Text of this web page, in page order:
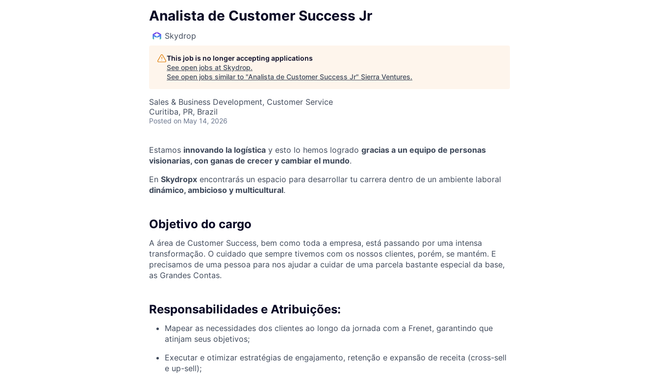
Analista de Customer Success Jr
Skydrop
This job is no longer accepting applications
See open jobs at Skydrop.
See open jobs similar to "Analista de Customer Success Jr" Sierra Ventures.
Sales & Business Development, Customer Service
Curitiba, PR, Brazil
Posted on May 14, 2026
Estamos innovando la logística y esto lo hemos logrado gracias a un equipo de personas
visionarias, con ganas de crecer y cambiar el mundo.
En Skydropx encontrarás un espacio para desarrollar tu carrera dentro de un ambiente laboral
dinámico, ambicioso y multicultural.
Objetivo do cargo
A área de Customer Success, bem como toda a empresa, está passando por uma intensa
transformação. O cuidado que sempre tivemos com os nossos clientes, porém, se mantém. E
precisamos de uma pessoa para nos ajudar a cuidar de uma parcela bastante especial da base,
as Grandes Contas.
Responsabilidades e Atribuições:
Mapear as necessidades dos clientes ao longo da jornada com a Frenet, garantindo que
atinjam seus objetivos;
Executar e otimizar estratégias de engajamento, retenção e expansão de receita (cross-sell
e up-sell);